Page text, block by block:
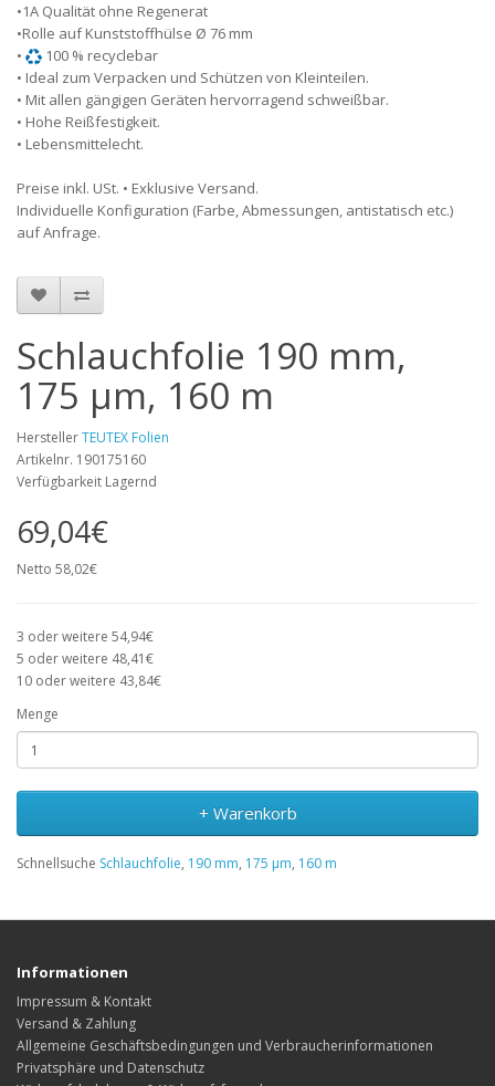
•1A Qualität ohne Regenerat
•Rolle auf Kunststoffhülse Ø 76 mm
•
100 % recyclebar
• Ideal zum Verpacken und Schützen von Kleinteilen.
• Mit allen gängigen Geräten hervorragend schweißbar.
• Hohe Reißfestigkeit.
• Lebensmittelecht.
Preise inkl. USt. • Exklusive Versand.
Individuelle Konfiguration (Farbe, Abmessungen, antistatisch etc.)
auf Anfrage.
Schlauchfolie 190 mm,
175 µm, 160 m
HerstellerTEUTEX Folien
Artikelnr. 190175160
Verfügbarkeit Lagernd
69,04€
Netto 58,02€
3 oder weitere 54,94€
5 oder weitere 48,41€
10 oder weitere 43,84€
Menge
+ Warenkorb
Schnellsuche Schlauchfolie, 190 mm, 175 µm, 160 m
Informationen
Impressum & Kontakt
Versand & Zahlung
Allgemeine Geschäftsbedingungen und Verbraucherinformationen
Privatsphäre und Datenschutz